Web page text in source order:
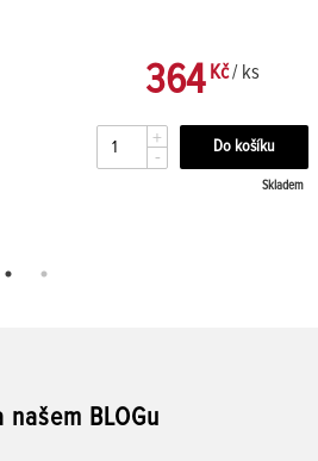
364 Kč/ ks
+
-
Skladem
našem BLOGu